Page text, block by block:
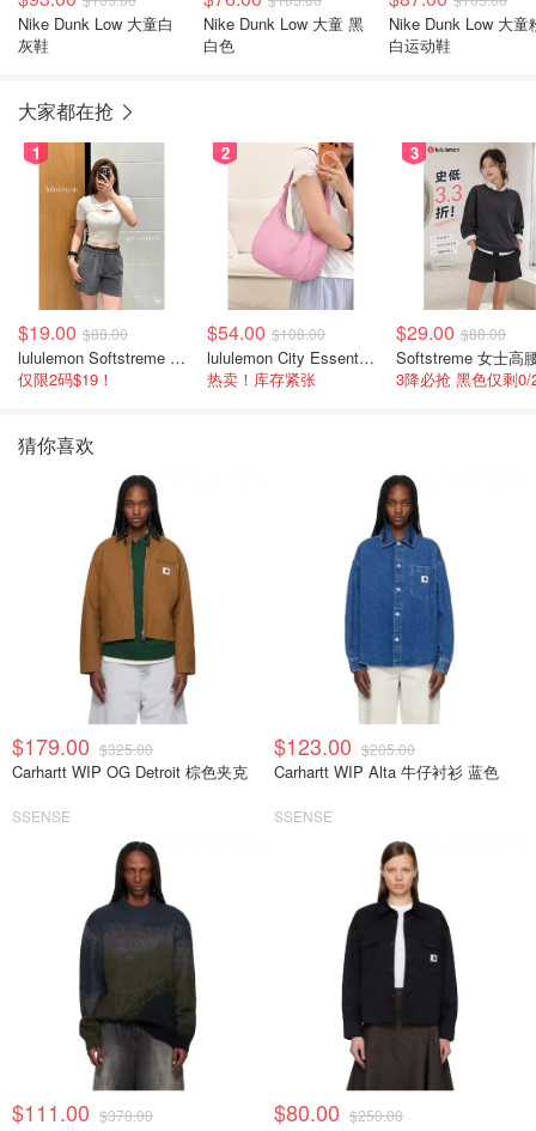
Nike Dunk Low 大童白
灰鞋
Nike Dunk Low 大童 黑
白色
Nike Dunk Low 大童
白运动鞋
大家都在抢
1
$19.00 $88.00
lululemon Softstreme 女士高腰短裤 10cm
仅限2码$19！
2
$54.00 $108.00
lululemon City Essentials 肩背包 4L
热卖！库存紧张
3
$29.00 $88.00
猜你喜欢
$179.00 $325.00
Carhartt WIP OG Detroit 棕色夹克
SSENSE
$123.00 $205.00
Carhartt WIP Alta 牛仔衬衫 蓝色
SSENSE
$111.00 $370.00 $80.00 $250.00